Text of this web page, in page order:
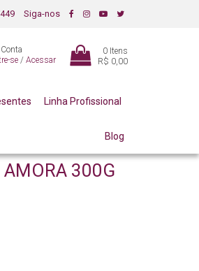
Siga-nos
se / Acessar
0 Itens
R$ 0,00
Linha Profissional
Blog
AMORA 300G